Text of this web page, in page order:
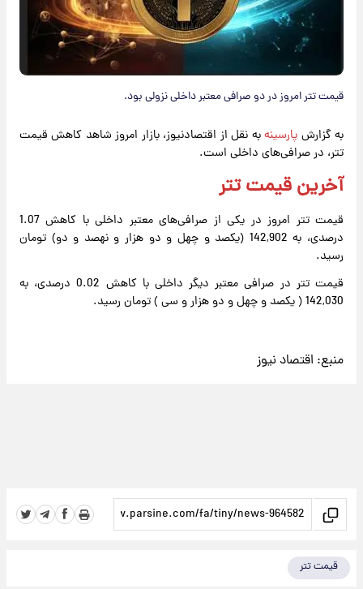
قیمت تتر امروز در دو صرافی معتبر داخلی نزولی بود.
به گزارش پارسینهبه نقل از اقتصادنیوز، بازار امروز شاهد کاهش قیمت
تتر، در صرافی‌های داخلی است.
آخرین قیمت تتر
قیمت تتر امروز در یکی از صرافی‌های معتبر داخلی با کاهش 1.07
درصدی، به 142,902 (یکصد و چهل و دو هزار و نهصد و دو) تومان
رسید.
قیمت تتر در صرافی معتبر دیگر داخلی با کاهش 0.02 درصدی، به
142,030 ( یکصد و چهل و دو هزار و سی ) تومان رسید.
منبع: اقتصاد نیوز
قیمت تتر